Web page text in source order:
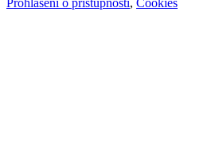
Prohlášení o přístupnosti, Cookies